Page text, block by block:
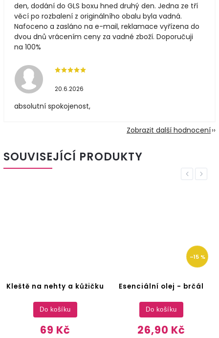
den, dodání do GLS boxu hned druhý den. Jedna ze tří
věcí po rozbalení z originálního obalu byla vadná.
Nafoceno a zasláno na e-mail, reklamace vyřízena do
dvou dnů vrácením ceny za vadné zboží. Doporučuji
na 100%
20.6.2026
absolutní spokojenost,
Zobrazit další hodnocení
SOUVISEJÍCÍ PRODUKTY
Previous
Kleště na nehty a kůžičku
69 Kč
Do košíku
–15 %
Esenciální olej - brčál
26,90 Kč
Do košíku
Next